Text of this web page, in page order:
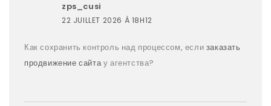
zps_cusi
22 JUILLET 2026 À 18H12
Как сохранить контроль над процессом, если заказать
продвижение сайтау агентства?